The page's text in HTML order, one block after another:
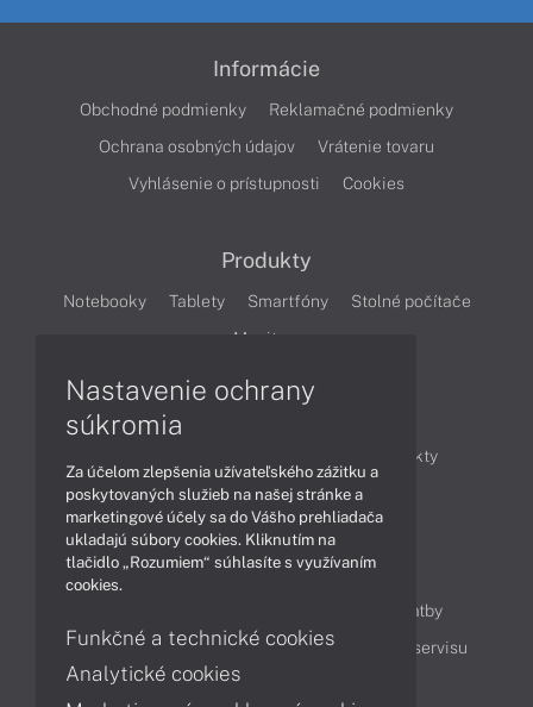
Informácie
Obchodné podmienky
Reklamačné podmienky
Ochrana osobných údajov
Vrátenie tovaru
Vyhlásenie o prístupnosti
Cookies
Produkty
Notebooky Tablety Smartfóny
Stolné počítače
Monitory
Produkty
Technológie
Videá
Obsah
Možnosti doručenia a platby
Podpora a servis
Servisné služby Cenník servisu
Nastavenie ochrany
súkromia
Za účelom zlepšenia užívateľského zážitku a
poskytovaných služieb na našej stránke a
marketingové účely sa do Vášho prehliadača
ukladajú súbory cookies. Kliknutím na
tlačidlo „Rozumiem“ súhlasíte s využívaním
cookies.
Funkčné a technické cookies
Analytické cookies